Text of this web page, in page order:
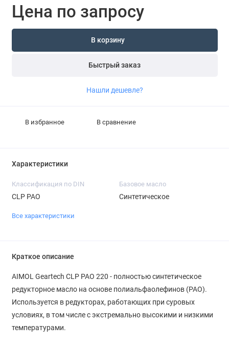
Цена по запросу
В корзину
Быстрый заказ
Нашли дешевле?
В избранное В сравнение
Характеристики
Классификация по DIN
CLP PAO
Базовое масло
Синтетическое
Все характеристики
Краткое описание
AIMOL Geartech CLP PAO 220 - полностью синтетическое
редукторное масло на основе полиальфаолефинов (PAO).
Используется в редукторах, работающих при суровых
условиях, в том числе с экстремально высокими и низкими
температурами.